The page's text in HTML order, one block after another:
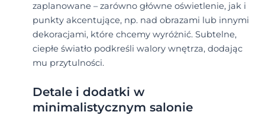
zaplanowane – zarówno główne oświetlenie, jak i
punkty akcentujące, np. nad obrazami lub innymi
dekoracjami, które chcemy wyróżnić. Subtelne,
ciepłe światło podkreśli walory wnętrza, dodając
mu przytulności.
Detale i dodatki w
minimalistycznym salonie